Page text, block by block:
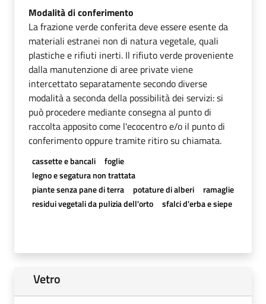
Modalità di conferimento
La frazione verde conferita deve essere esente da
materiali estranei non di natura vegetale, quali
plastiche e rifiuti inerti. Il rifiuto verde proveniente
dalla manutenzione di aree private viene
intercettato separatamente secondo diverse
modalità a seconda della possibilità dei servizi: si
può procedere mediante consegna al punto di
raccolta apposito come l'ecocentro e/o il punto di
conferimento oppure tramite ritiro su chiamata.
cassette e bancali
foglie
legno e segatura non trattata
piante senza pane di terra
potature di alberi
ramaglie
residui vegetali da pulizia dell'orto
sfalci d'erba e siepe
Vetro